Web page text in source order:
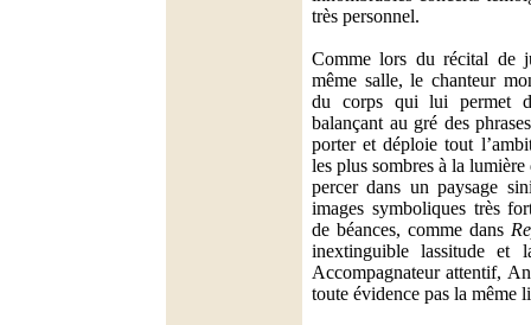
très personnel.
Comme lors du récital de
même salle, le chanteur
du corps qui lui permet
balançant au gré des
porter et déploie tout
les plus sombres à la
percer dans un paysage
images symboliques très
de béances, comme dans
inextinguible lassitude et
Accompagnateur attentif,
toute évidence pas la même